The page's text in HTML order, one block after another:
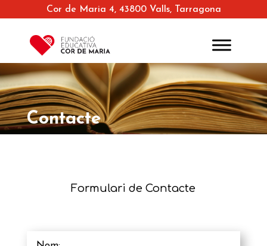
Cor de Maria 4, 43800 Valls, Tarragona
Contacte
Formulari de Contacte